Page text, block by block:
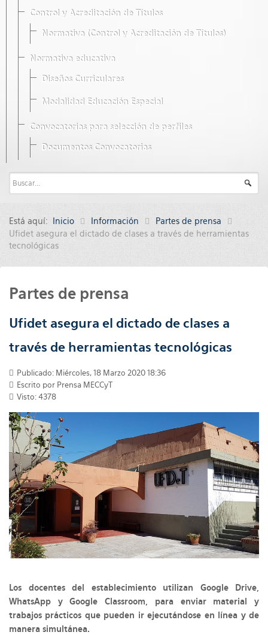
Control y Acreditación de Títulos
Normativa (Control y Acreditación de Títulos)
Normativa educativa
Diseños Curriculares
Modalidad Educación Especial
Convocatorias para selección de perfiles
Documentos Convocatorias
Está aquí: Inicio Información
Partes de prensa
Ufidet asegura el dictado de clases a través de herramientas
tecnológicas
Partes de prensa
Ufidet asegura el dictado de clases a
través de herramientas tecnológicas
Publicado: Miércoles, 18 Marzo 2020 18:36
Escrito por Prensa MECCyT
Visto: 4378
Los docentes del establecimiento utilizan Google Drive,
WhatsApp y Google Classroom, para enviar material y
trabajos prácticos que pueden ir ejecutándose en línea y de
manera simultánea.